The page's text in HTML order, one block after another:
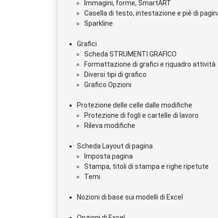
Immagini, forme, SmartART
Casella di testo, intestazione e piè di
Sparkline
Grafici
Scheda STRUMENTI GRAFICO
Formattazione di grafici e riquadro attività
Diversi tipi di grafico
Grafico Opzioni
Protezione delle celle dalle modifiche
Protezione di fogli e cartelle di lavoro
Rileva modifiche
Scheda Layout di pagina
Imposta pagina
Stampa, titoli di stampa e righe ripetute
Temi
Nozioni di base sui modelli di Excel